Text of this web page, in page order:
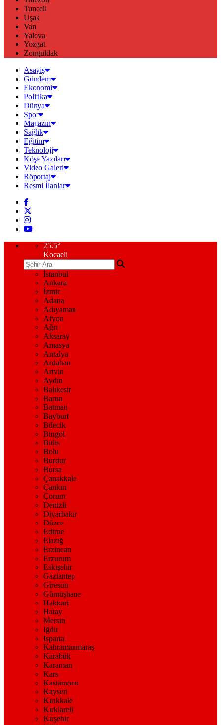
Tunceli
Uşak
Van
Yalova
Yozgat
Zonguldak
Asayiş
Gündem
Ekonomi
Politika
Dünya
Spor
Magazin
Sağlık
Eğitim
Teknoloji
Köşe Yazıları
Video Galeri
Röportaj
Resmi İlanlar
25.5°
Kocaeli
İstanbul
Ankara
İzmir
Adana
Adıyaman
Afyon
Ağrı
Aksaray
Amasya
Antalya
Ardahan
Artvin
Aydın
Balıkesir
Bartın
Batman
Bayburt
Bilecik
Bingöl
Bitlis
Bolu
Burdur
Bursa
Çanakkale
Çankırı
Çorum
Denizli
Diyarbakır
Düzce
Edirne
Elazığ
Erzincan
Erzurum
Eskişehir
Gaziantep
Giresun
Gümüşhane
Hakkari
Hatay
Mersin
Iğdır
Isparta
Kahramanmaraş
Karabük
Karaman
Kars
Kastamonu
Kayseri
Kırıkkale
Kırklareli
Kırşehir